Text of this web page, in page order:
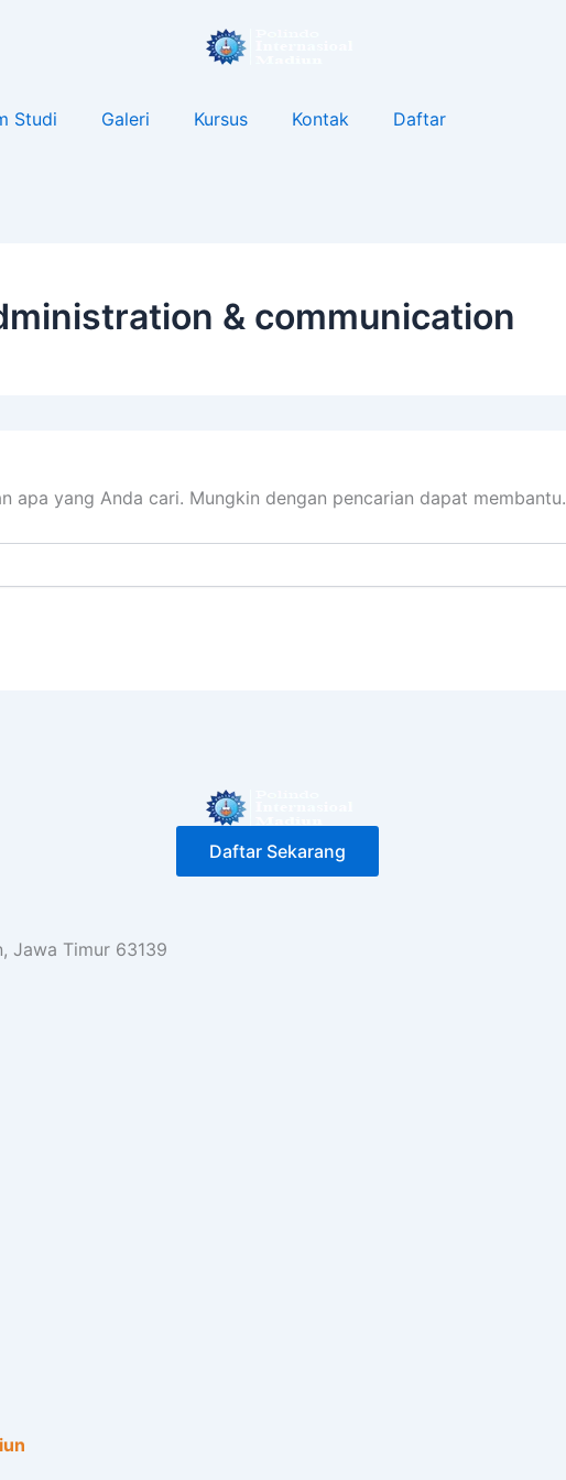
Studi Galeri Kursus Kontak Daftar
& communication
apa yang Anda cari. Mungkin dengan pencarian dapat membantu.
Daftar Sekarang
Jawa Timur 63139